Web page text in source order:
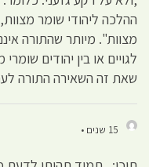
ההלכה ליהודי שומר
מצוות". מיותר שהתורה
לגויים או בין יהודים
שאת זה השאירה התורה
15 שנים •